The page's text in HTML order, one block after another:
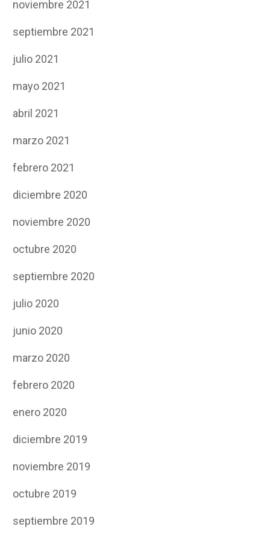
noviembre 2021
septiembre 2021
julio 2021
mayo 2021
abril 2021
marzo 2021
febrero 2021
diciembre 2020
noviembre 2020
octubre 2020
septiembre 2020
julio 2020
junio 2020
marzo 2020
febrero 2020
enero 2020
diciembre 2019
noviembre 2019
octubre 2019
septiembre 2019